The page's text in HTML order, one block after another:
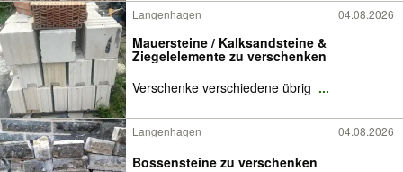
Langenhagen 04.08.2026
Mauersteine / Kalksandsteine &
Ziegelelemente zu verschenken
Verschenke verschiedene übrig ...
Langenhagen 04.08.2026
Bossensteine zu verschenken